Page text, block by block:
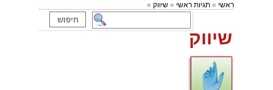
ראשי » תגיות ראשי » שיווק »
שיווק